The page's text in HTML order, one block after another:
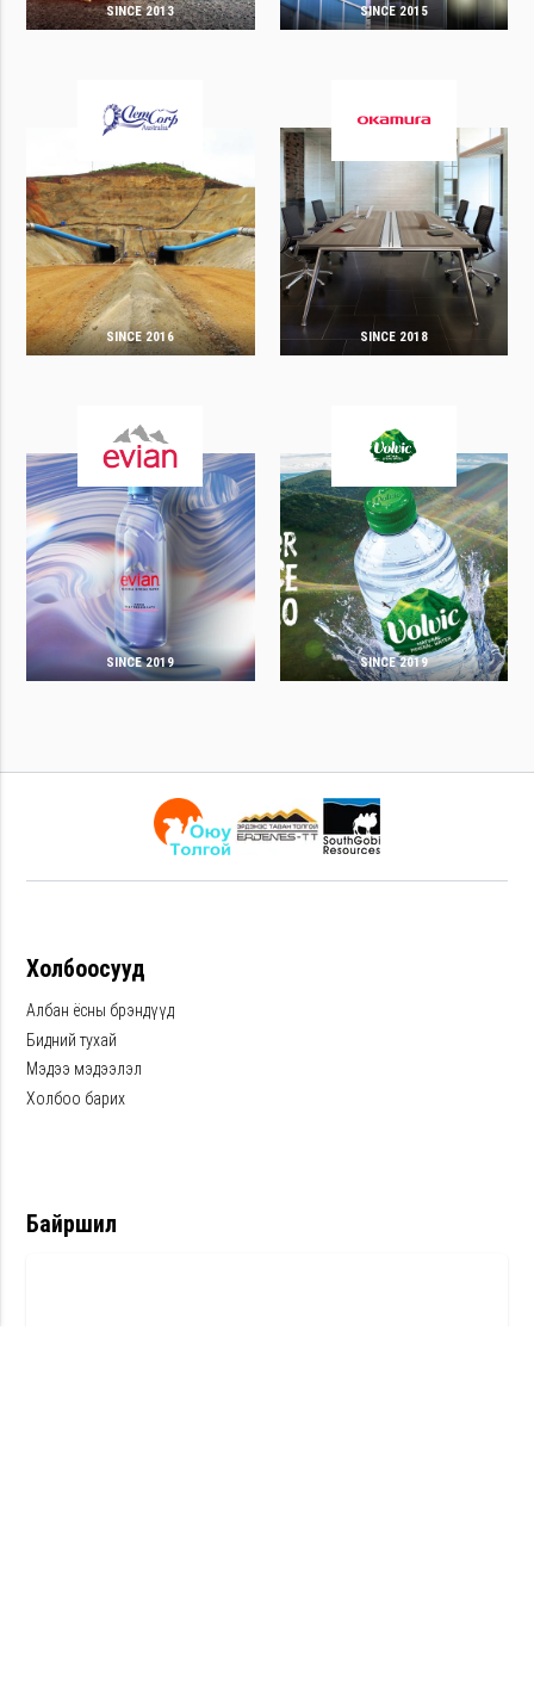
SINCE 2013 SINCE 2015
SINCE 2016 SINCE 2018
SINCE 2019 SINCE 2019
Холбоосууд
Албан ёсны брэндүүд
Бидний тухай
Мэдээ мэдээлэл
Холбоо барих
Байршил